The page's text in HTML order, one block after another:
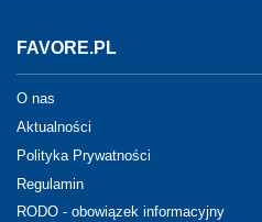
FAVORE.PL
O nas
Aktualności
Polityka Prywatności
Regulamin
RODO - obowiązek informacyjny